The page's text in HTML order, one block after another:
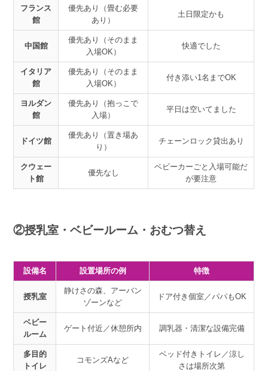
フランス
館
優先あり（畳む必要
あり）
土日限定かも
中国館
優先あり（そのまま
入場OK）
快適でした
イタリア
館
優先あり（そのまま
入場OK）
付き添い1名までOK
ヨルダン
館
優先あり（抱っこで
入場）
平日は空いてました
ドイツ館
優先あり（置き場あ
り）
チェーンロック貸出あり
クウェー
ト館
優先なし
ベビーカーごと入場可能だ
が要注意
②授乳室・ベビールーム・おむつ替え
設備名 設置場所の例 特徴
授乳室
静けさの森、アーバン
ゾーンなど
ドア付き個室／パパもOK
ベビー
ルーム
ゲート付近／休憩所内 調乳器・清潔な設備完備
多目的
トイレ
コモンズAなど
ベッド付きトイレ／涼し
さは場所次第